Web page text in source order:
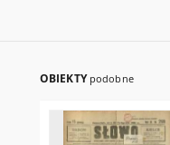
OBIEKTY podobne